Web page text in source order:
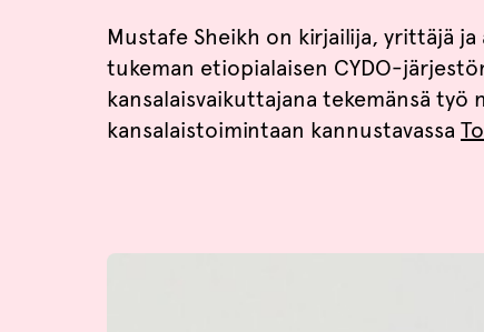
Mustafe Sheikh on kirjailija, yrittäjä
tukeman etiopialaisen CYDO-
kansalaisvaikuttajana tekemänsä
kansalaistoimintaan kannustavassa